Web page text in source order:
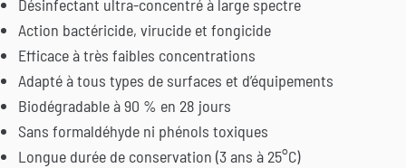
Désinfectant ultra-concentré à large spectre
Action bactéricide, virucide et fongicide
Efficace à très faibles concentrations
Adapté à tous types de surfaces et d’équipements
Biodégradable à 90 % en 28 jours
Sans formaldéhyde ni phénols toxiques
Longue durée de conservation (3 ans à 25°C)